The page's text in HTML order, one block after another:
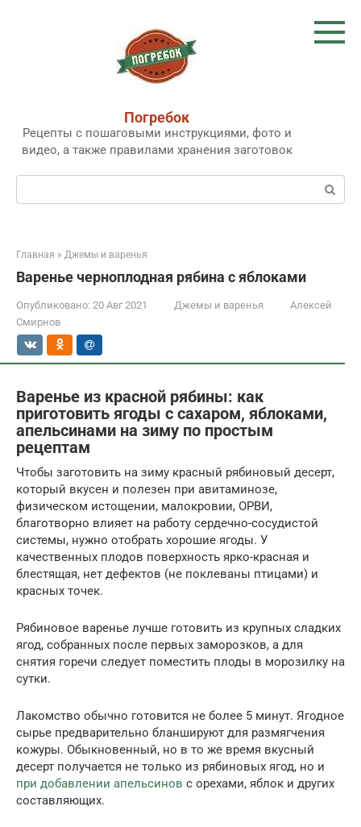
Погребок
Рецепты с пошаговыми инструкциями, фото и
видео, а также правилами хранения заготовок
Поиск:
Главная » Джемы и варенья
Варенье черноплодная рябина с яблоками
Опубликовано: 20 Авг 2021 Джемы и варенья
Алексей
Смирнов
Варенье из красной рябины: как
приготовить ягоды с сахаром, яблоками,
апельсинами на зиму по простым
рецептам
Чтобы заготовить на зиму красный рябиновый десерт,
который вкусен и полезен при авитаминозе,
физическом истощении, малокровии, ОРВИ,
благотворно влияет на работу сердечно-сосудистой
системы, нужно отобрать хорошие ягоды. У
качественных плодов поверхность ярко-красная и
блестящая, нет дефектов (не поклеваны птицами) и
красных точек.
Рябиновое варенье лучше готовить из крупных сладких
ягод, собранных после первых заморозков, а для
снятия горечи следует поместить плоды в морозилку на
сутки.
Лакомство обычно готовится не более 5 минут. Ягодное
сырье предварительно бланшируют для размягчения
кожуры. Обыкновенный, но в то же время вкусный
десерт получается не только из рябиновых ягод, но и
при добавлении апельсинов с орехами, яблок и других
составляющих.